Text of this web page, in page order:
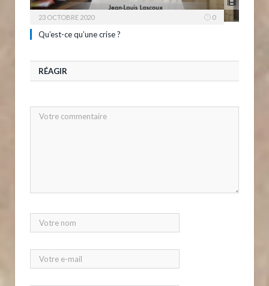
23 OCTOBRE 2020 0
Qu’est-ce qu’une crise ?
RÉAGIR